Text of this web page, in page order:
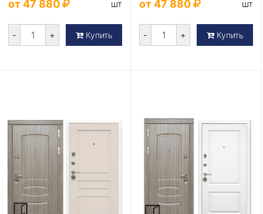
от 47 880 шт
- + Купить
от 47 880 шт
- + Купить